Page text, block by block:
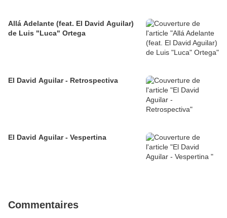
Allá Adelante (feat. El David Aguilar)
de Luis "Luca" Ortega
El David Aguilar - Retrospectiva
El David Aguilar - Vespertina
Commentaires